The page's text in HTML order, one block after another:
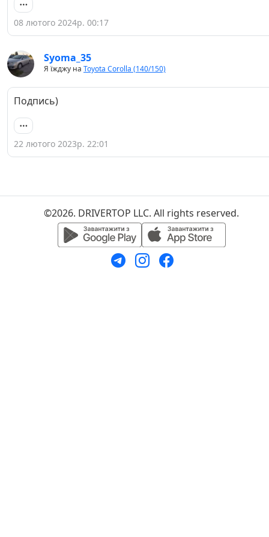
08 лютого 2024р. 00:17
Syoma_35
Я їжджу на Toyota Corolla (140/150)
Подпись)
22 лютого 2023р. 22:01
©2026. DRIVERTOP LLC. All rights reserved.